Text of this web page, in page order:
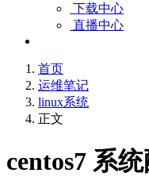
下载中心
直播中心
首页
运维笔记
linux系统
正文
centos7 系